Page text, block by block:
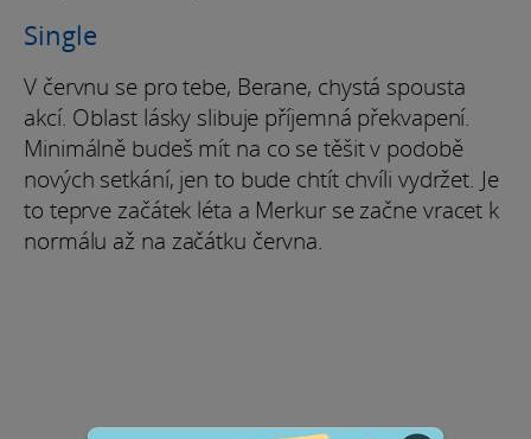
Single
V červnu se pro tebe, Berane, chystá spousta
akcí. Oblast lásky slibuje příjemná překvapení.
Minimálně budeš mít na co se těšit v podobě
nových setkání, jen to bude chtít chvíli vydržet. Je
to teprve začátek léta a Merkur se začne vracet k
normálu až na začátku června.